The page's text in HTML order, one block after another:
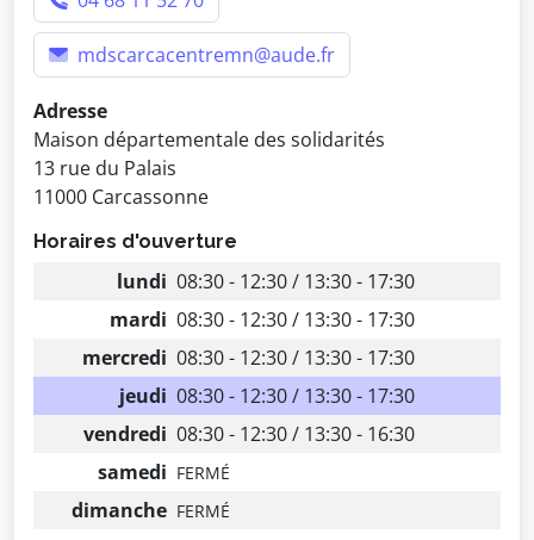
mdscarcacentremn@aude.fr
Adresse
Maison départementale des solidarités
13 rue du Palais
11000 Carcassonne
Horaires d'ouverture
lundi 08:30 - 12:30 / 13:30 - 17:30
mardi 08:30 - 12:30 / 13:30 - 17:30
mercredi 08:30 - 12:30 / 13:30 - 17:30
jeudi 08:30 - 12:30 / 13:30 - 17:30
vendredi 08:30 - 12:30 / 13:30 - 16:30
samedi FERMÉ
dimanche FERMÉ